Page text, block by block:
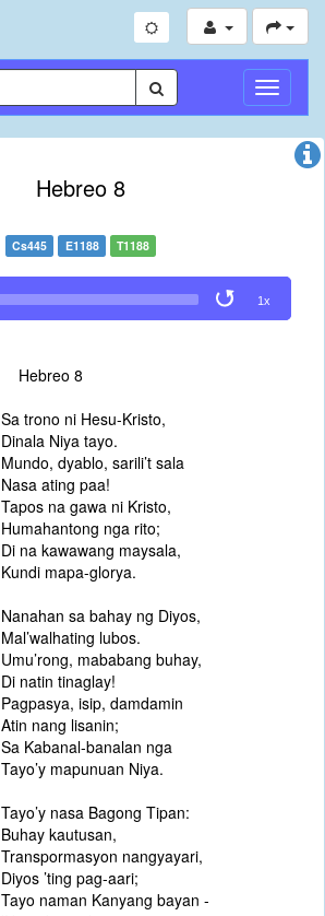
Hebreo 8
Cs445 E1188 T1188
1x
Hebreo 8
Sa trono ni Hesu-Kristo,
Dinala Niya tayo.
Mundo, dyablo, sarili’t sala
Nasa ating paa!
Tapos na gawa ni Kristo,
Humahantong nga rito;
Di na kawawang maysala,
Kundi mapa-glorya.
Nanahan sa bahay ng Diyos,
Mal’walhating lubos.
Umu’rong, mababang buhay,
Di natin tinaglay!
Pagpasya, isip, damdamin
Atin nang lisanin;
Sa Kabanal-banalan nga
Tayo’y mapunuan Niya.
Tayo’y nasa Bagong Tipan:
Buhay kautusan,
Transpormasyon nangyayari,
Diyos ’ting pag-aari;
Tayo naman Kanyang bayan -